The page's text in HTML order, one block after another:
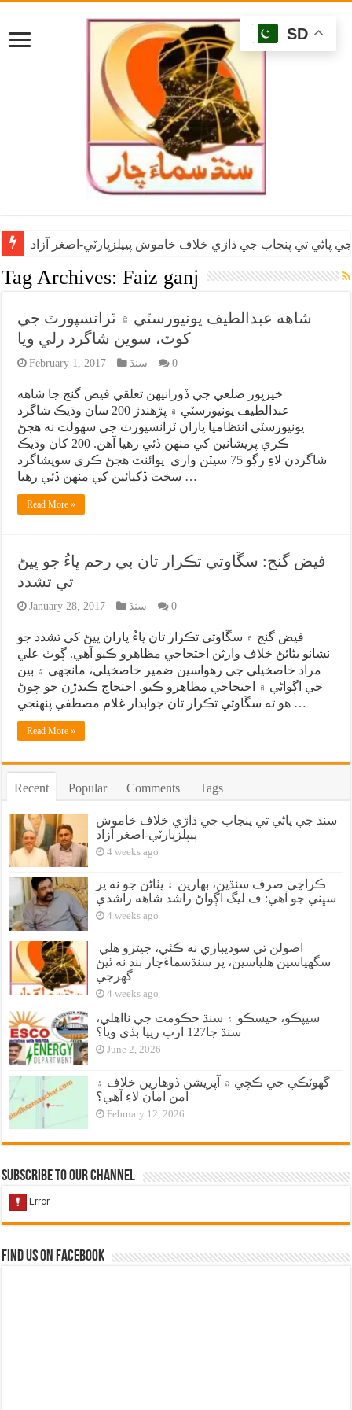
پاڻي تي پنجاب جي ڌاڙي خلاف خاموش پيپلزپارٽي-اصغر آزاد
Tag Archives:Faiz ganj
شاهه عبدالطيف يونيورسٽي ۾ ٽرانسپورٽ جي
کوٽ، سوين شاگرد رلي ويا
February 1, 2017 سنڌ 0
خيرپور ضلعي جي ڏورانيهن تعلقي فيض گنج جا شاهه
عبدالطيف يونيورسٽي ۾ پڙهندڙ 200 سان وڌيڪ شاگرد
يونيورسٽي انتظاميا پاران ٽرانسپورٽ جي سهولت نه هجڻ
ڪري پريشانين کي منهن ڏئي رهيا آهن. 200 کان وڌيڪ
شاگردن لاءِ رڳو 75 سيٽن واري پوائنٽ هجڻ ڪري سويشاگرد
سخت ڏکيائين کي منهن ڏئي رهيا …
Read More »
فيض گنج: سڱاوتي تڪرار تان بي رحم ڀاءُ جو ڀيڻ
تي تشدد
January 28, 2017 سنڌ 0
فيض گنج ۾ سڱاوتي تڪرار تان ڀاءُ پاران ڀيڻ کي تشدد جو
نشانو بڻائڻ خلاف وارثن احتجاجي مظاهرو ڪيو آهي. ڳوٺ علي
مراد خاصخيلي جي رهواسين ضمير خاصخيلي، مانجهي ۽ ٻين
جي اڳواڻي ۾ احتجاجي مظاهرو ڪيو. احتجاج ڪندڙن جو چوڻ
هو ته سڱاوتي تڪرار تان جوابدار غلام مصطفي پنهنجي …
Read More »
Recent Popular Comments Tags
سنڌ جي پاڻي تي پنجاب جي ڌاڙي خلاف خاموش
پيپلزپارٽي-اصغر آزاد
4 weeks ago
ڪراچي صرف سنڌين، بهارين ۽ پٺاڻن جو نه پر
سڀني جو آهي: ف ليگ اڳواڻ راشد شاهه راشدي
4 weeks ago
سگهياسين هلياسين، پر سنڌسماءَچار بند نه ٿيڻ
گهرجي
4 weeks ago
سيپڪو، حيسڪو ۽ سنڌ حڪومت جي نااهلي،
سنڌ جا127 ارب رپيا ٻڏي ويا؟
June 2, 2026
گهوٽڪي جي ڪچي ۾ آپريشن ڏوهارين خلاف ۽
امن امان لاءِ آهي؟
February 12, 2026
Subscribe to our Channel
Find us on Facebook
SD